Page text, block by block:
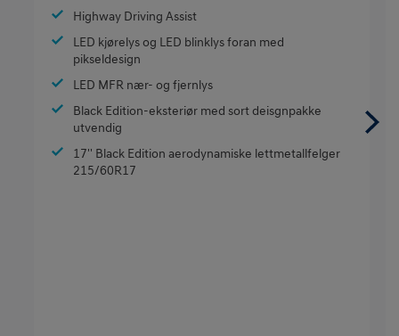
Highway Driving Assist
LED kjørelys og LED blinklys foran med
pikseldesign
LED MFR nær- og fjernlys
Black Edition-eksteriør med sort deisgnpakke
utvendig
17'' Black Edition aerodynamiske lettmetallfelger
215/60R17